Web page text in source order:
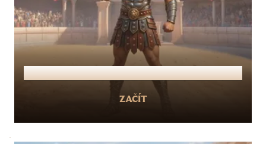
VIP
ZAČÍT